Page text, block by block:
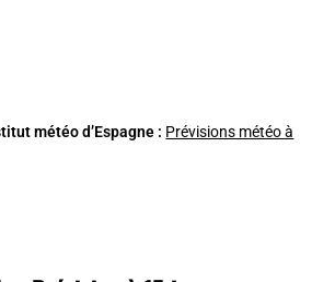
météo d’Espagne : Prévisions météo à